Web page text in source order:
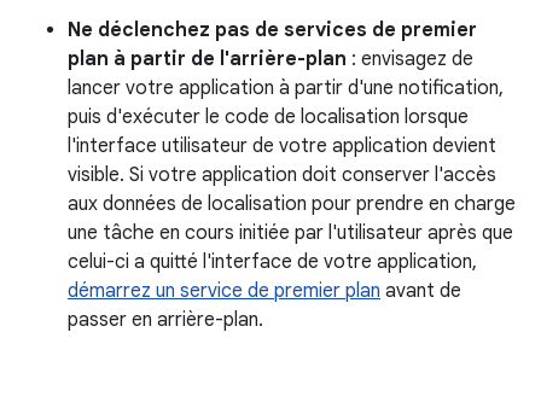
Ne déclenchez pas de services de premier
plan à partir de l'arrière-plan : envisagez de
lancer votre application à partir d'une notification,
puis d'exécuter le code de localisation lorsque
l'interface utilisateur de votre application devient
visible. Si votre application doit conserver l'accès
aux données de localisation pour prendre en charge
une tâche en cours initiée par l'utilisateur après que
celui-ci a quitté l'interface de votre application,
démarrez un service de premier plan avant de
passer en arrière-plan.